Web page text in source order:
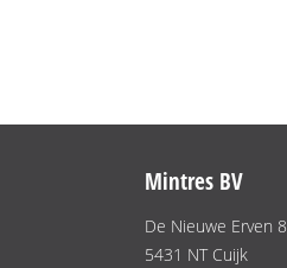
Mintres BV
De Nieuwe Erven 8
5431 NT Cuijk